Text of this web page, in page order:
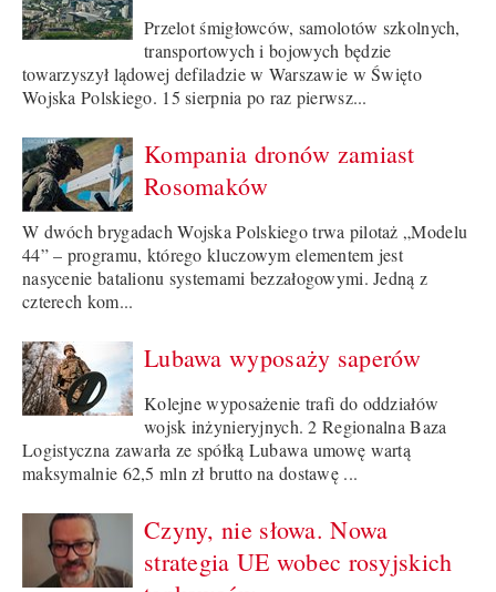
Przelot śmigłowców, samolotów szkolnych,
transportowych i bojowych będzie
towarzyszył lądowej defiladzie w Warszawie w Święto
Wojska Polskiego. 15 sierpnia po raz pierwsz...
Kompania dronów zamiast
Rosomaków
W dwóch brygadach Wojska Polskiego trwa pilotaż „Modelu
44” – programu, którego kluczowym elementem jest
nasycenie batalionu systemami bezzałogowymi. Jedną z
czterech kom...
Lubawa wyposaży saperów
Kolejne wyposażenie trafi do oddziałów
wojsk inżynieryjnych. 2 Regionalna Baza
Logistyczna zawarła ze spółką Lubawa umowę wartą
maksymalnie 62,5 mln zł brutto na dostawę ...
Czyny, nie słowa. Nowa
strategia UE wobec rosyjskich